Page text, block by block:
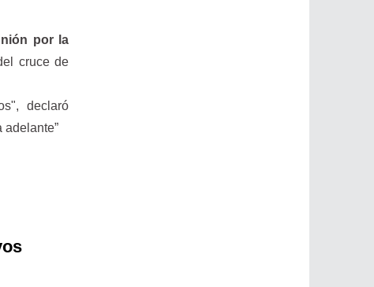
por la
cruce de
declaró
adelante”